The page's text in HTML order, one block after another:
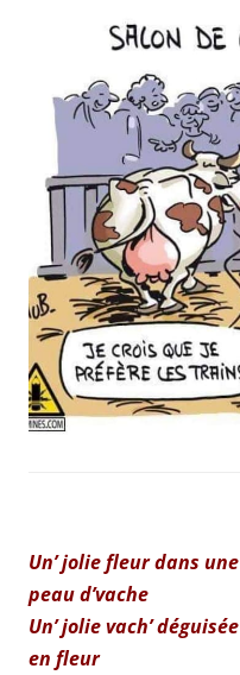
Un’ jolie fleur dans une
peau d’vache
Un’ jolie vach’ déguisée
en fleur